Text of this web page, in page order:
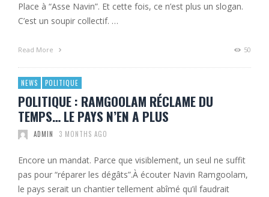
Place à “Asse Navin”. Et cette fois, ce n’est plus un slogan.
C’est un soupir collectif. …
Read More 50
NEWS POLITIQUE
POLITIQUE : RAMGOOLAM RÉCLAME DU
TEMPS… LE PAYS N’EN A PLUS
ADMIN 3 MONTHS AGO
Encore un mandat. Parce que visiblement, un seul ne suffit
pas pour “réparer les dégâts”.À écouter Navin Ramgoolam,
le pays serait un chantier tellement abîmé qu’il faudrait